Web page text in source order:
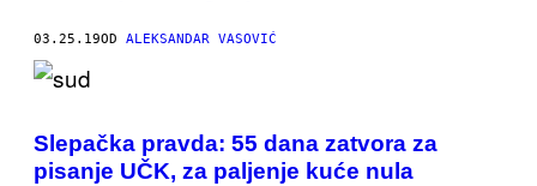
03.25.19OD ALEKSANDAR VASOVIĆ
Slepačka pravda: 55 dana zatvora za
pisanje UČK, za paljenje kuće nula